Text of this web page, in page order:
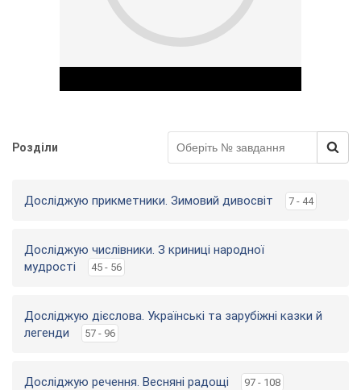
Play Video
Розділи
Досліджую прикметники. Зимовий дивосвіт 7 - 44
Досліджую числівники. З криниці народної
мудрості
45 - 56
Досліджую дієслова. Українські та зарубіжні казки й
легенди
57 - 96
Досліджую речення. Весняні радощі 97 - 108